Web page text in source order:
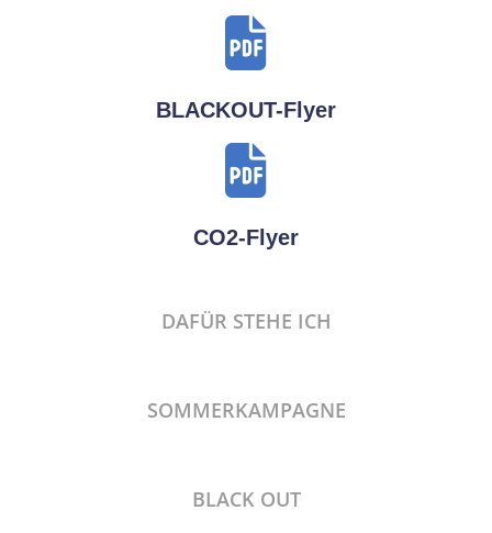
BLACKOUT-Flyer
CO2-Flyer
DAFÜR STEHE ICH
SOMMERKAMPAGNE
BLACK OUT